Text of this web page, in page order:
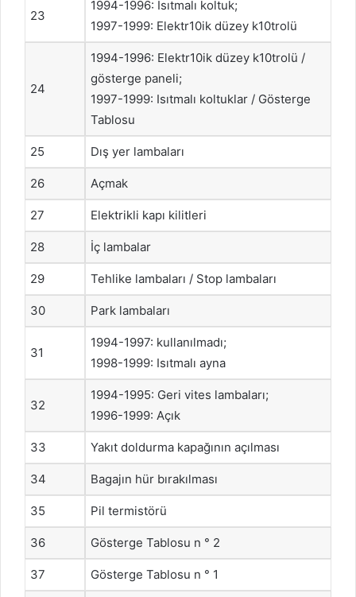
23
1994-1996: Isıtmalı koltuk;
1997-1999: Elektr10ik düzey k10trolü
24
1994-1996: Elektr10ik düzey k10trolü /
gösterge paneli;
1997-1999: Isıtmalı koltuklar / Gösterge
Tablosu
25 Dış yer lambaları
26 Açmak
27 Elektrikli kapı kilitleri
28 İç lambalar
29 Tehlike lambaları / Stop lambaları
30 Park lambaları
31
1994-1997: kullanılmadı;
1998-1999: Isıtmalı ayna
32
1994-1995: Geri vites lambaları;
1996-1999: Açık
33 Yakıt doldurma kapağının açılması
34 Bagajın hür bırakılması
35 Pil termistörü
36 Gösterge Tablosu n ° 2
37 Gösterge Tablosu n ° 1